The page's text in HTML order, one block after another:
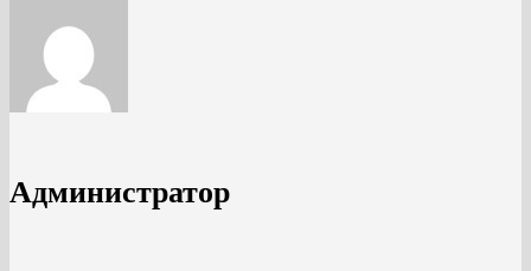
Администратор